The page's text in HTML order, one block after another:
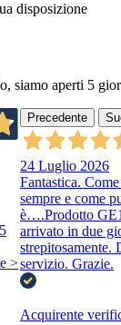
disposizione
siamo aperti 5
>
Precedente
24 Luglio 2026
Fantastica.
sempre e come
è….Prodotto
arrivato in due
strepitosamente.
servizio. Grazie.
Acquirente